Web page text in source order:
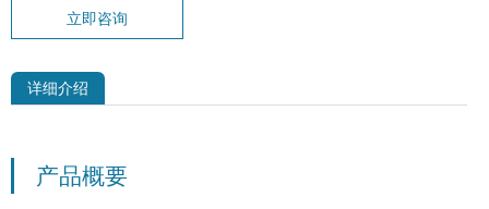
立即咨询
详细介绍
产品概要